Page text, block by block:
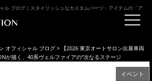
ル ブログ｜スタイリッシュなカスタムパーツ・アイテムの「ア
オフィシャル ブログ> 【2026 東京オートサロン出展車両
が描く、40系ヴェルファイアの“次なるステージ
イベント